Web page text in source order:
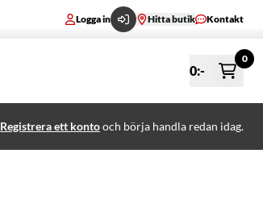
Logga in Hitta butik Kontakt
0:-
0
Registrera ett kontooch börja handla redan idag.